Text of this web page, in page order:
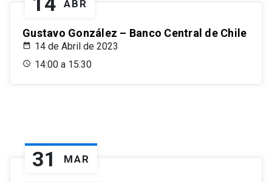
ABR
Gustavo González – Banco Central de Chile
14 de Abril de 2023
14:00 a 15:30
31 MAR